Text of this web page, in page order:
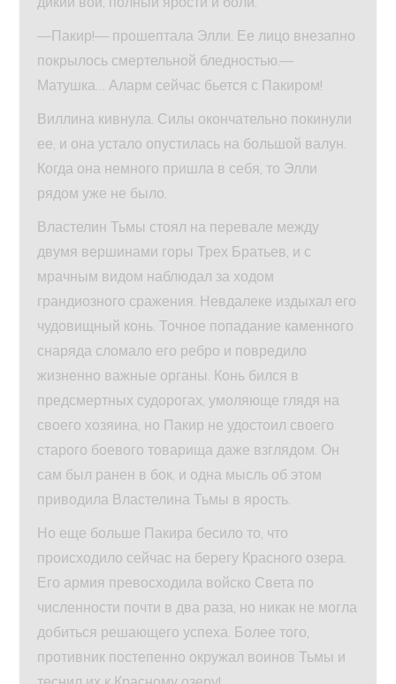
—Пакир!— прошептала Элли. Ее лицо внезапно
покрылось смертельной бледностью.—
Матушка… Аларм сейчас бьется с Пакиром!
Виллина кивнула. Силы окончательно покинули
ее, и она устало опустилась на большой валун.
Когда она немного пришла в себя, то Элли
рядом уже не было.
Властелин Тьмы стоял на перевале между
двумя вершинами горы Трех Братьев, и с
мрачным видом наблюдал за ходом
грандиозного сражения. Невдалеке издыхал его
чудовищный конь. Точное попадание каменного
снаряда сломало его ребро и повредило
жизненно важные органы. Конь бился в
предсмертных судорогах, умоляюще глядя на
своего хозяина, но Пакир не удостоил своего
старого боевого товарища даже взглядом. Он
сам был ранен в бок, и одна мысль об этом
приводила Властелина Тьмы в ярость.
Но еще больше Пакира бесило то, что
происходило сейчас на берегу Красного озера.
Его армия превосходила войско Света по
численности почти в два раза, но никак не могла
добиться решающего успеха. Более того,
противник постепенно окружал воинов Тьмы и